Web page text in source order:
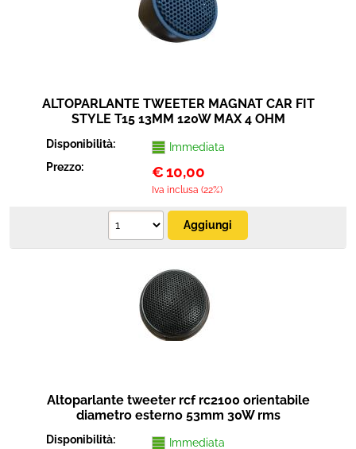
ALTOPARLANTE TWEETER MAGNAT CAR FIT
STYLE T15 13MM 120W MAX 4 OHM
Disponibilità:
Immediata
Prezzo:
€10,00
Iva inclusa (22%)
Altoparlante tweeter rcf rc2100 orientabile
diametro esterno 53mm 30W rms
Disponibilità: Immediata